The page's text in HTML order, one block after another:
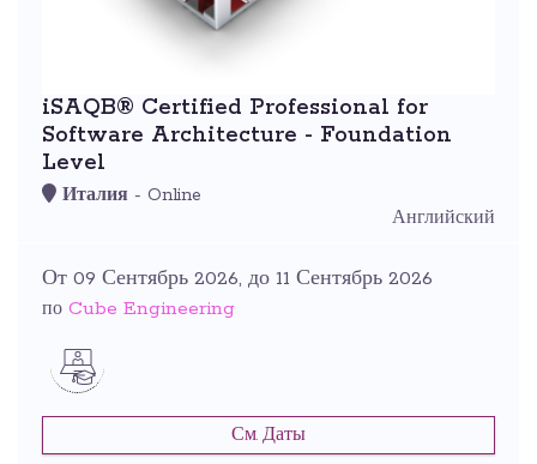
iSAQB® Certified Professional for
Software Architecture - Foundation
Level
Италия - Online
Английский
От 09 Сентябрь 2026, до 11 Сентябрь 2026
по Cube Engineering
См. Даты